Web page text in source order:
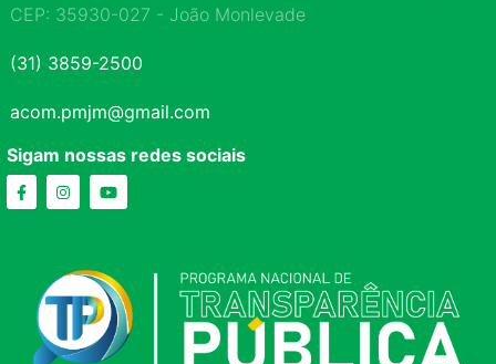
CEP: 35930-027 - João Monlevade
(31) 3859-2500
acom.pmjm@gmail.com
Sigam nossas redes sociais